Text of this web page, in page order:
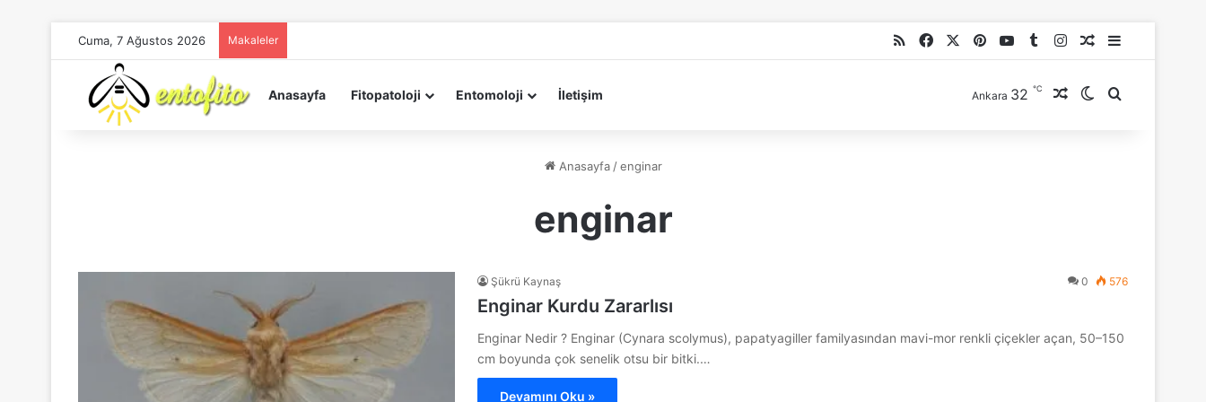
Cuma, 7 Ağustos 2026 Makaleler RSS FacebookPinterestYouTubeTumblrInstagramRastgele Makale
Anasayfa Fitopatoloji Entomoloji İletişim Ankara 32 ℃ Rastgele Makale
Dış görünümü
Arama yap
Anasayfa / enginar
enginar
Şükrü Kaynaş 0 576
Enginar Kurdu Zararlısı
Enginar Nedir ? Enginar (Cynara scolymus), papatyagiller familyasından mavi-mor renkli çiçekler açan, 50–150
cm boyunda çok senelik otsu bir bitki.…
Devamını Oku »